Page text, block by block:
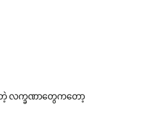
တဲ့ လက္ခဏာတွေကတော့